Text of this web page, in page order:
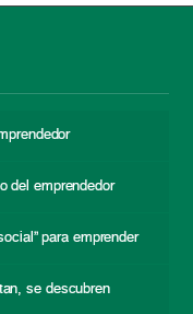
del emprendedor
para emprender
se descubren